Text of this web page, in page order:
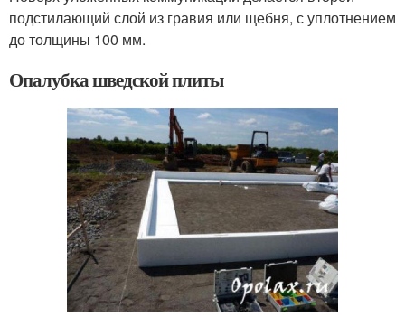
подстилающий слой из гравия или щебня, с уплотнением
до толщины 100 мм.
Опалубка шведской плиты